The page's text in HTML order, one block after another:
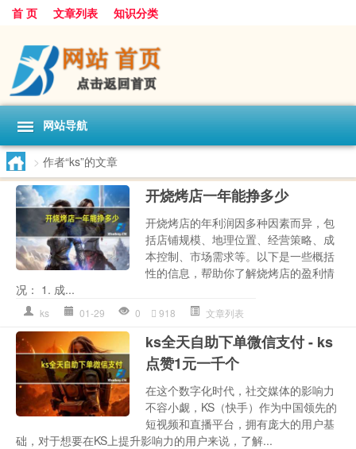
首 页 文章列表 知识分类
网站导航
> 作者“ks”的文章
开烧烤店一年能挣多少
开烧烤店的年利润因多种因素而异，包
括店铺规模、地理位置、经营策略、成
本控制、市场需求等。以下是一些概括
性的信息，帮助你了解烧烤店的盈利情
况： 1. 成...
ks 01-29 0 918 文章列表
ks全天自助下单微信支付 - ks
点赞1元一千个
在这个数字化时代，社交媒体的影响力
不容小觑，KS（快手）作为中国领先的
短视频和直播平台，拥有庞大的用户基
础，对于想要在KS上提升影响力的用户来说，了解...